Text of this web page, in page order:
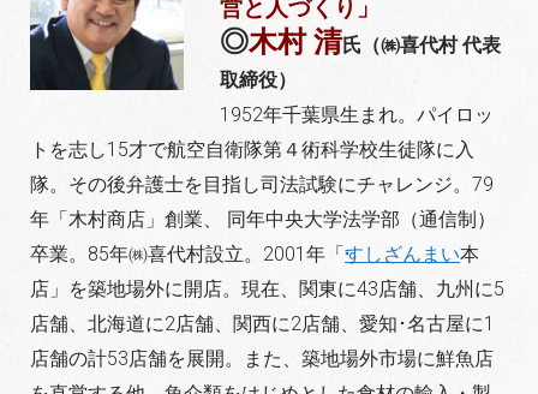
営と人づくり」
◎木村 清氏（㈱喜代村 代表
取締役）
1952年千葉県生まれ。パイロッ
トを志し15才で航空自衛隊第４術科学校生徒隊に入
隊。その後弁護士を目指し司法試験にチャレンジ。79
年「木村商店」創業、 同年中央大学法学部（通信制）
卒業。85年㈱喜代村設立。 2001年「 すしざんまい本
店」を築地場外に開店。現在、関東に43店舗、九州に5
店舗、北海道に2店舗、関西に2店舗、愛知･名古屋に1
店舗の計53店舗を展開。また、築地場外市場に鮮魚店